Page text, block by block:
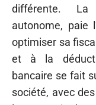
différente.
autonome, paie
optimiser sa
et à la
bancaire se fait
société, avec